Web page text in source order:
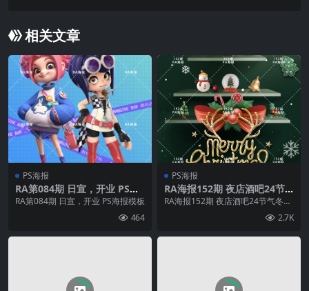
相关文章
PS海报
RA第084期 日宣，开业 PS海
报模板
RA第084期 日宣，开业 PS海报模板
464
PS海报
RA海报152期 夜店酒吧24节
气冬至/平安夜/圣诞节PS海报
RA海报152期 夜店酒吧24节气冬
2.7K